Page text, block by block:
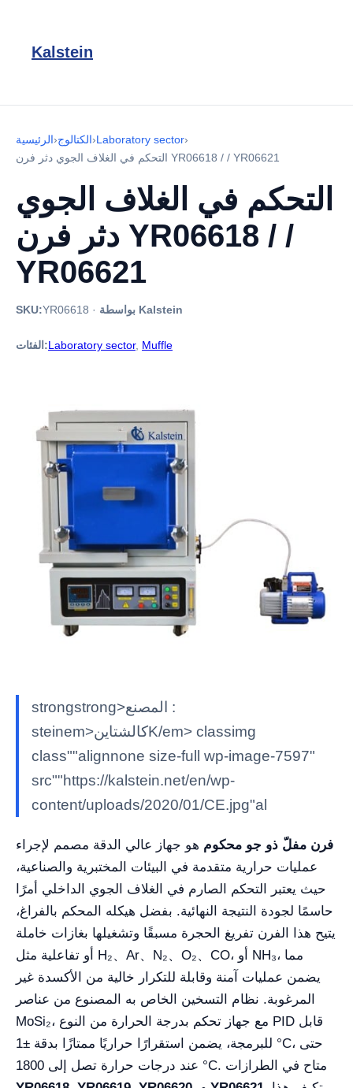
Kalstein
الرئيسية›الكتالوج›Laboratory sector›
التحكم في الغلاف الجوي دثر فرن YR06618 / / YR06621
التحكم في الغلاف الجوي
دثر فرن YR06618 / /
YR06621
SKU:YR06618 · بواسطة Kalstein
الفئات:Laboratory sector, Muffle
strongstrong>المصنع :
steinem>كالشتاينK/em> classimg
class""alignnone size-full wp-image-7597"
src""https://kalstein.net/en/wp-
content/uploads/2020/01/CE.jpg"al
فرن مفلّ ذو جو محكوم هو جهاز عالي الدقة مصمم لإجراء
عمليات حرارية متقدمة في البيئات المختبرية والصناعية،
حيث يعتبر التحكم الصارم في الغلاف الجوي الداخلي أمرًا
حاسمًا لجودة النتيجة النهائية. بفضل هيكله المحكم بالفراغ،
يتيح هذا الفرن تفريغ الحجرة مسبقًا وتشغيلها بغازات خاملة
أو تفاعلية مثل H₂、Ar、N₂、O₂、CO، أو NH₃، مما
يضمن عمليات آمنة وقابلة للتكرار خالية من الأكسدة غير
المرغوبة. نظام التسخين الخاص به المصنوع من عناصر
MoSi₂، مع جهاز تحكم بدرجة الحرارة من النوع PID قابل
للبرمجة، يضمن استقرارًا حراريًا ممتازًا بدقة ±1 °C، حتى
عند درجات حرارة تصل إلى 1800 °C. متاح في الطرازات